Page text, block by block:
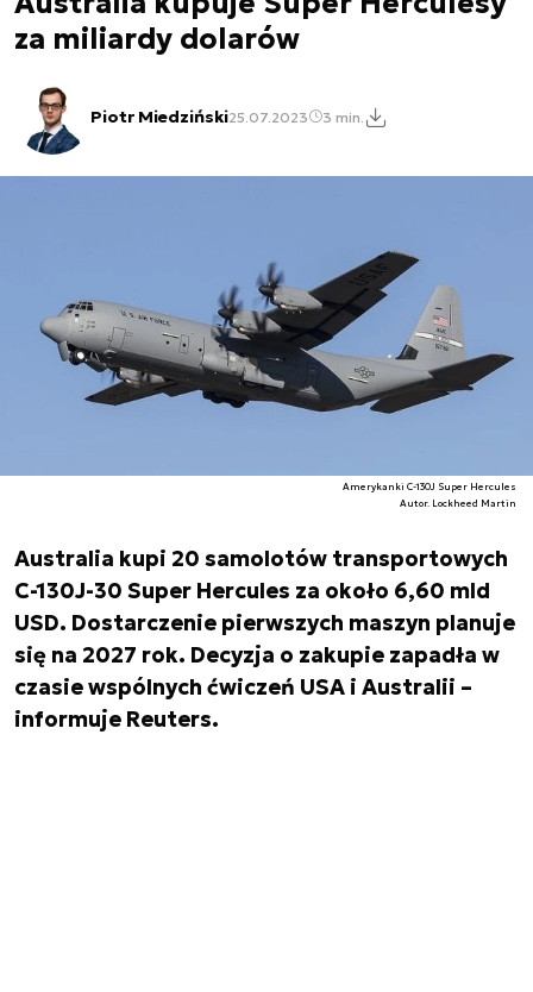
za miliardy dolarów
Piotr Miedziński25.07.2023 3 min.
Amerykanki C-130J Super Hercules
Autor. Lockheed Martin
Australia kupi 20 samolotów transportowych
C-130J-30 Super Hercules za około 6,60 mld
USD. Dostarczenie pierwszych maszyn planuje
się na 2027 rok. Decyzja o zakupie zapadła w
czasie wspólnych ćwiczeń USA i Australii –
informuje Reuters.